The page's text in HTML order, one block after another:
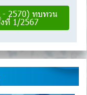
2570) ทบทวน
ที่ 1/2567